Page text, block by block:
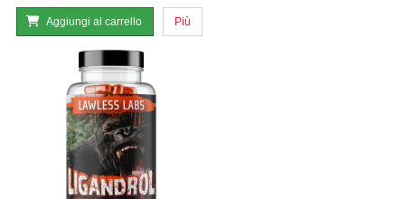
Aggiungi al carrello Più